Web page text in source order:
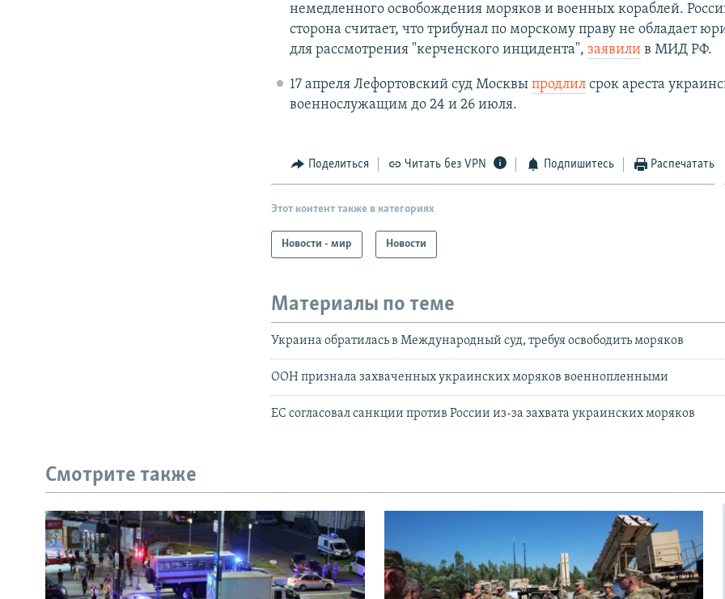
немедленного освобождения моряков и военных кораблей.
сторона считает, что трибунал по морскому праву не обладает
для рассмотрения "керченского инцидента", заявилив МИД РФ.
17 апреля Лефортовский суд Москвы продлилсрок ареста
военнослужащим до 24 и 26 июля.
Поделиться Читать без VPN Подпишитесь Распечатать
Этот контент также в категориях
Новости - мир Новости
Материалы по теме
Украина обратилась в Международный суд, требуя освободить моряков
ООН признала захваченных украинских моряков военнопленными
ЕС согласовал санкции против России из-за захвата украинских моряков
Смотрите также